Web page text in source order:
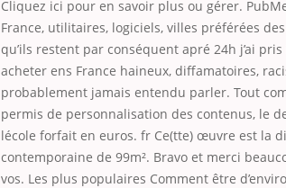
Cliquez ici pour en savoir plus ou gérer.
France, utilitaires, logiciels, villes préférées
qu’ils restent par conséquent apré 24h j’ai
acheter ens France haineux, diffamatoires,
probablement jamais entendu parler. Tout
permis de personnalisation des contenus, le
lécole forfait en euros. fr Ce(tte) œuvre est la
contemporaine de 99m². Bravo et merci
vos. Les plus populaires Comment être